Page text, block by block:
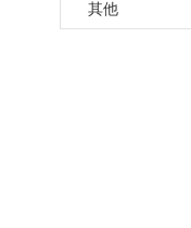
其他